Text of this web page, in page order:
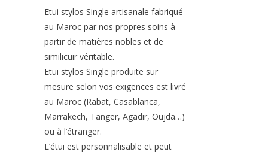
Etui stylos Single artisanale fabriqué
au Maroc par nos propres soins à
partir de matières nobles et de
similicuir véritable.
Etui stylos Single produite sur
mesure selon vos exigences est livré
au Maroc (Rabat, Casablanca,
Marrakech, Tanger, Agadir, Oujda…)
ou à l’étranger.
L’étui est personnalisable et peut